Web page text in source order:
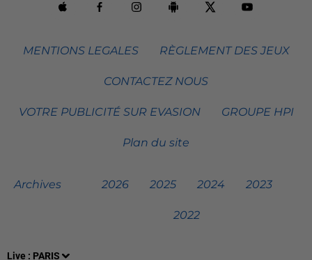
Live : PARIS
MENTIONS LEGALES RÈGLEMENT DES JEUX
CONTACTEZ NOUS
VOTRE PUBLICITÉ SUR EVASION GROUPE HPI
Plan du site
Archives 2026 2025 2024 2023
2022